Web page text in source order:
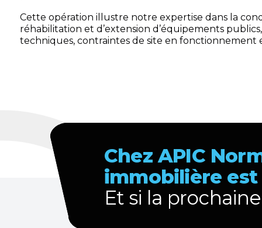
Cette opération illustre notre expertise dans la
réhabilitation et d’extension d’équipements
techniques, contraintes de site en fonctionnement
Chez APIC
immobilière
Et si la